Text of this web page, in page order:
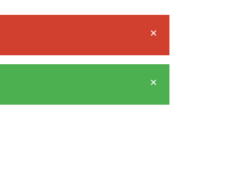
×
×